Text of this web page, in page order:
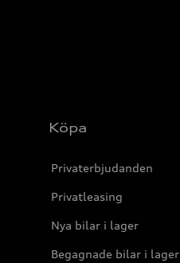
Köpa
Privaterbjudanden
Privatleasing
Nya bilar i lager
Begagnade bilar i lager